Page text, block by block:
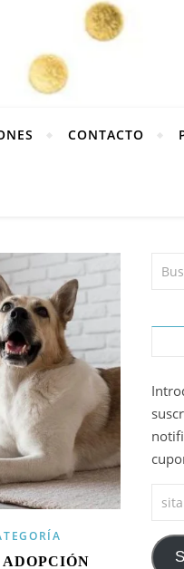
CONTACTO
ADOPCIÓN